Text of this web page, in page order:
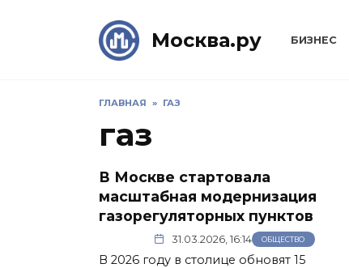
Москва.ру БИЗНЕС
ГЛАВНАЯ » ГАЗ
газ
В Москве стартовала
масштабная модернизация
газорегуляторных пунктов
31.03.2026, 16:14 ОБЩЕСТВО
В 2026 году в столице обновят 15